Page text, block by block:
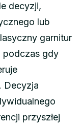
decyzji,
lub
garnitur
podczas gdy
Decyzja
przyszłej